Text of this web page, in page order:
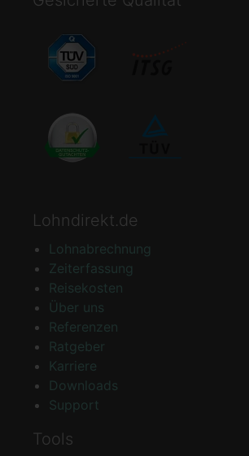
Lohndirekt.de
Lohnabrechnung
Zeiterfassung
Reisekosten
Über uns
Referenzen
Ratgeber
Karriere
Downloads
Support
Tools